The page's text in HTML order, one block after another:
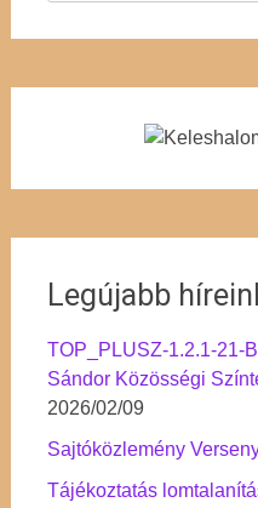
Legújabb
TOP_PLUSZ-1.2.1-21-
Sándor Közösségi
2026/02/09
Sajtóközlemény
Tájékoztatás